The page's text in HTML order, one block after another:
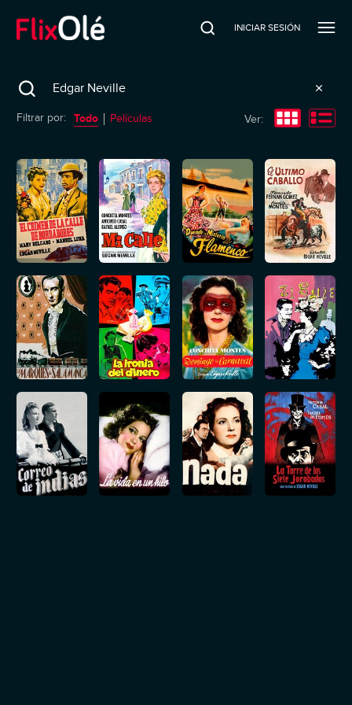
INICIAR SESIÓN
Search
Filtrar por: Todo Películas Ver: